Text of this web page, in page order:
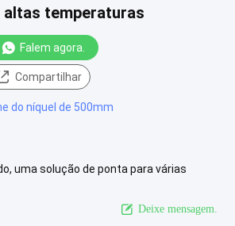
altas temperaturas
Falem agora.
Compartilhar
do níquel de 500mm
uma solução de ponta para várias
Deixe mensagem.